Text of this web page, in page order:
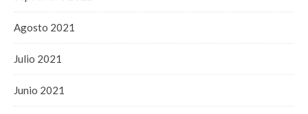
Agosto 2021
Julio 2021
Junio 2021